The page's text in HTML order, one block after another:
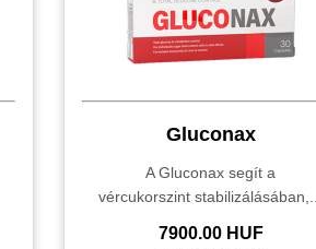
Gluconax
A Gluconax segít a
vércukorszint stabilizálásában,...
7900.00 HUF